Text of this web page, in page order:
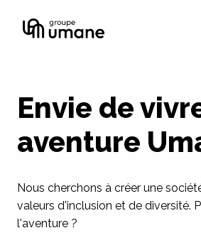
Page d'accueil
Envie de
aventure
Nous cherchons à créer une
valeurs d'inclusion et de diversité.
l'aventure ?